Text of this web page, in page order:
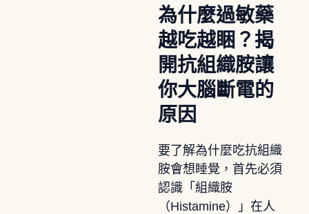
為什麼過敏藥
越吃越睏？揭
開抗組織胺讓
你大腦斷電的
原因
要了解為什麼吃抗組織
胺會想睡覺，首先必須
認識「組織胺
（Histamine）」在人